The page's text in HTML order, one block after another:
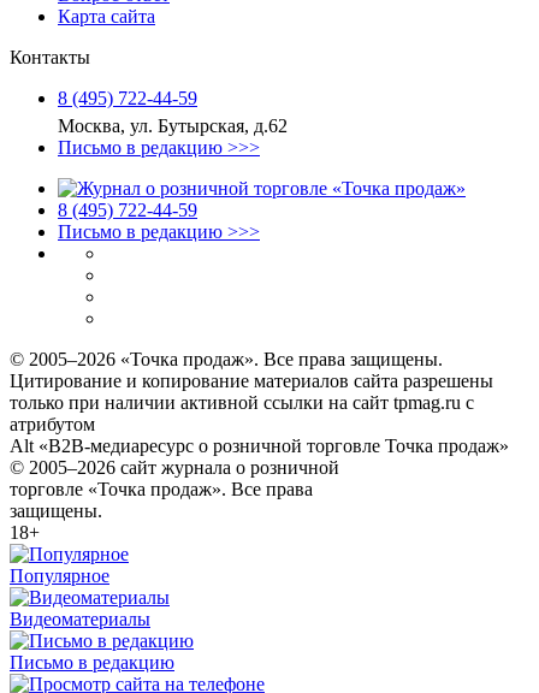
Карта сайта
Контакты
8 (495) 722‑44‑59
Москва, ул. Бутырская, д.62
Письмо в редакцию >>>
8 (495) 722‑44‑59
Письмо в редакцию >>>
© 2005–2026 «Точка продаж». Все права защищены.
Цитирование и копирование материалов сайта разрешены
только при наличии активной ссылки на сайт tpmag.ru с
атрибутом
Alt «B2B-медиаресурс о розничной торговле Точка продаж»
© 2005–2026 сайт журнала о розничной
торговле «Точка продаж». Все права
защищены.
18+
Популярное
Видеоматериалы
Письмо в редакцию